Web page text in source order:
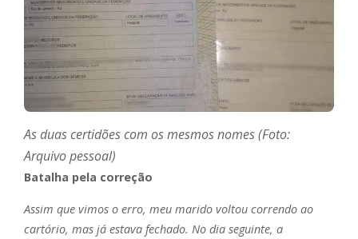
As duas certidões com os mesmos nomes (Foto:
Arquivo pessoal)
Batalha pela correção
Assim que vimos o erro, meu marido voltou correndo ao
cartório, mas já estava fechado. No dia seguinte, a